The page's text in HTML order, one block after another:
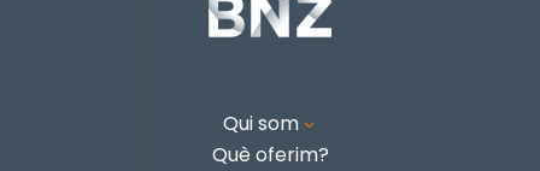
Qui som3
Què oferim?